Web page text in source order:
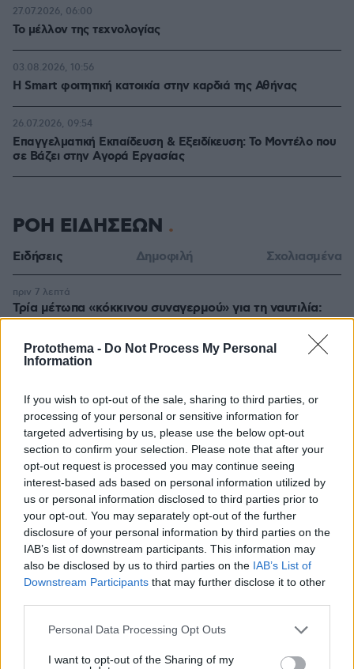
Protothema - Do Not Process My Personal
Information
If you wish to opt-out of the sale, sharing to third parties, or
processing of your personal or sensitive information for
targeted advertising by us, please use the below opt-out
section to confirm your selection. Please note that after your
opt-out request is processed you may continue seeing
interest-based ads based on personal information utilized by
us or personal information disclosed to third parties prior to
your opt-out. You may separately opt-out of the further
disclosure of your personal information by third parties on the
IAB’s list of downstream participants. This information may
also be disclosed by us to third parties on the IAB’s List of
Downstream Participants that may further disclose it to other
Please note that this website/app uses one or more Google
not limited to your visit or usage behaviour. You may click to
Personal Data Processing Opt Outs
I want to opt-out of the Sharing of my
Το μέλλον της τεχνολογίας
27.07.2026, 06:00
Η Smart φοιτητική κατοικία στην καρδιά της Αθήνας
03.08.2026, 10:56
Επαγγελματική Εκπαίδευση & Εξειδίκευση: Το Mοντέλο που
σε Bάζει στην Aγορά Eργασίας
26.07.2026, 09:54
ΡΟΗ ΕΙΔΗΣΕΩΝ
Ειδήσεις Δημοφιλή Σχολιασμένα
Τρία μέτωπα «κόκκινου συναγερμού» για τη ναυτιλία:
Εκρήξεις στο Ορμούζ, νέες επιθέσεις στην Υεμένη και
πλήγματα σε πλοία στην Οδησσό
πριν 7 λεπτά
Δεν δεχόμαστε τελεσίγραφα απαντά η Μελόνι,
παραμένουν οι συνοριακοί έλεγχοι έως 15 Αυγούστου
πριν 10 λεπτά
Αλεξάνδρα Παναγιώταρου: Οι λήψεις με πορτοκαλί
μαγιό σε πισίνα στη Μύκονο
πριν 15 λεπτά
Ο Ολυμπιακός θα «ψωνίσει» από Ερυθρό Αστέρα – Εκεί
κολλάει η υπόθεση Λαρεντζάκη
πριν 21 λεπτά
Από μια κλωστή κρέμεται ο διορισμός του εκλεκτού του
Τραμπ στο υπουργείο Δικαιοσύνης
πριν 24 λεπτά
Μαρία Σάκκαρη: Ξημερώματα Σαββάτου ο αγώνας της
πριν 24 λεπτά
πριν 27 λεπτά